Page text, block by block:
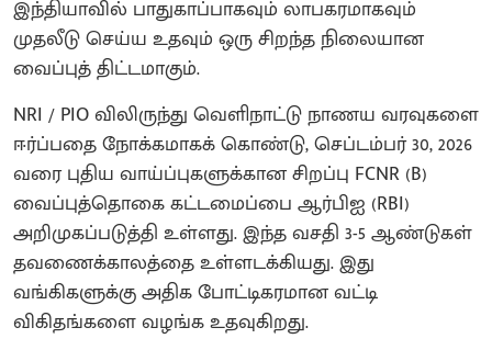
இந்தியாவில் பாதுகாப்பாகவும் லாபகரமாகவும்
முதலீடு செய்ய உதவும் ஒரு சிறந்த நிலையான
வைப்புத் திட்டமாகும்.
NRI / PIO விலிருந்து வெளிநாட்டு நாணய வரவுகளை
ஈர்ப்பதை நோக்கமாகக் கொண்டு, செப்டம்பர் 30, 2026
வரை புதிய வாய்ப்புகளுக்கான சிறப்பு FCNR (B)
வைப்புத்தொகை கட்டமைப்பை ஆர்பிஐ (RBI)
அறிமுகப்படுத்தி உள்ளது. இந்த வசதி 3-5 ஆண்டுகள்
தவணைக்காலத்தை உள்ளடக்கியது. இது
வங்கிகளுக்கு அதிக போட்டிகரமான வட்டி
விகிதங்களை வழங்க உதவுகிறது.